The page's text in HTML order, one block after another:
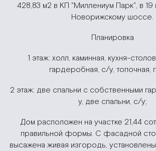
428,83 м2 в КП "Миллениум Парк", в
Новорижскому шоссе.
Планировка
1 этаж: холл, каминная, кухня-
гардеробная, с/у, топочная,
2 этаж: две спальни с собственными
у, две спальни, с/у;
Дом расположен на участке 21,44
правильной формы. С фасадной
высажена живая изгородь,